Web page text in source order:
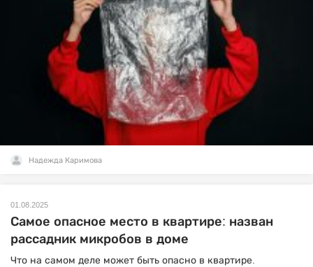
Надежда Каримова
01.08.2025
Самое опасное место в квартире: назван
рассадник микробов в доме
Что на самом деле может быть опасно в квартире.